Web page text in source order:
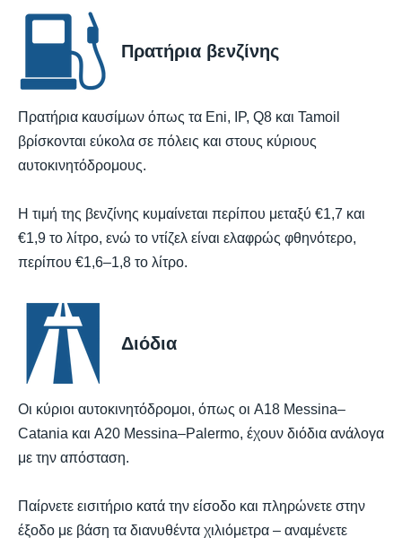
Πρατήρια βενζίνης
Πρατήρια καυσίμων όπως τα Eni, IP, Q8 και Tamoil
βρίσκονται εύκολα σε πόλεις και στους κύριους
αυτοκινητόδρομους.
Η τιμή της βενζίνης κυμαίνεται περίπου μεταξύ €1,7 και
€1,9 το λίτρο, ενώ το ντίζελ είναι ελαφρώς φθηνότερο,
περίπου €1,6–1,8 το λίτρο.
Διόδια
Οι κύριοι αυτοκινητόδρομοι, όπως οι A18 Messina–
Catania και A20 Messina–Palermo, έχουν διόδια ανάλογα
με την απόσταση.
Παίρνετε εισιτήριο κατά την είσοδο και πληρώνετε στην
έξοδο με βάση τα διανυθέντα χιλιόμετρα – αναμένετε